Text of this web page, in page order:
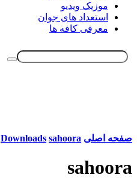
موزیک ویدیو
استعداد های جوان
معرفی کافه ها
صفحه اصلی Downloads sahoora
sahoora